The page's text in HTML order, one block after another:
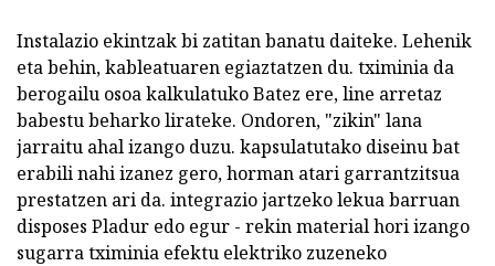
Instalazio ekintzak bi zatitan banatu daiteke. Lehenik
eta behin, kableatuaren egiaztatzen du. tximinia da
berogailu osoa kalkulatuko Batez ere, line arretaz
babestu beharko lirateke. Ondoren, "zikin" lana
jarraitu ahal izango duzu. kapsulatutako diseinu bat
erabili nahi izanez gero, horman atari garrantzitsua
prestatzen ari da. integrazio jartzeko lekua barruan
disposes Pladur edo egur - rekin material hori izango
sugarra tximinia efektu elektriko zuzeneko